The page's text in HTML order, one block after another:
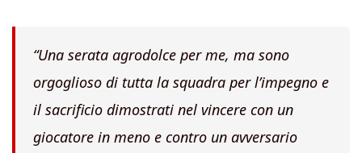
“Una serata agrodolce per me, ma sono
orgoglioso di tutta la squadra per l’impegno e
il sacrificio dimostrati nel vincere con un
giocatore in meno e contro un avversario